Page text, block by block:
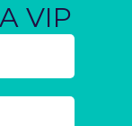
VIP